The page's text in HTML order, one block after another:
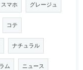
スマホ グレージュ
コテ
ナチュラル
ム ニュース